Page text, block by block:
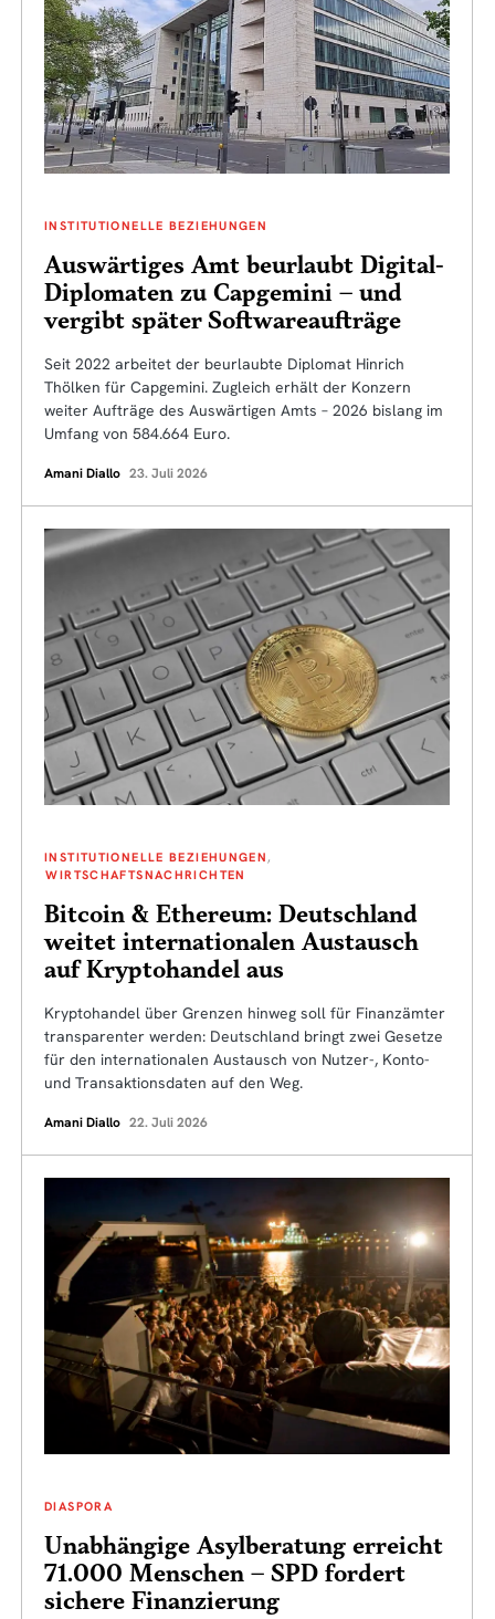
INSTITUTIONELLE BEZIEHUNGEN
Auswärtiges Amt beurlaubt Digital-
Diplomaten zu Capgemini – und
vergibt später Softwareaufträge
Seit 2022 arbeitet der beurlaubte Diplomat Hinrich
Thölken für Capgemini. Zugleich erhält der Konzern
weiter Aufträge des Auswärtigen Amts – 2026 bislang im
Umfang von 584.664 Euro.
Amani Diallo 23. Juli 2026
INSTITUTIONELLE BEZIEHUNGEN
WIRTSCHAFTSNACHRICHTEN
Bitcoin & Ethereum: Deutschland
weitet internationalen Austausch
auf Kryptohandel aus
Kryptohandel über Grenzen hinweg soll für Finanzämter
transparenter werden: Deutschland bringt zwei Gesetze
für den internationalen Austausch von Nutzer-, Konto-
und Transaktionsdaten auf den Weg.
Amani Diallo 22. Juli 2026
DIASPORA
Unabhängige Asylberatung erreicht
71.000 Menschen – SPD fordert
sichere Finanzierung